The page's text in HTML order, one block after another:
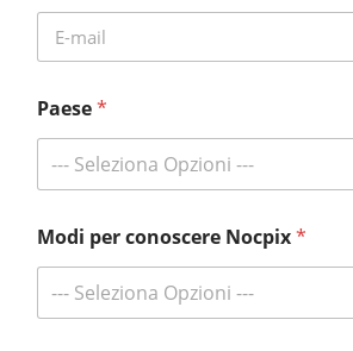
Iscriviti e vinci alla grande!
omaggi riservati agli abbonati.
Paese*
--- Seleziona Opzioni ---
Modi per conoscere Nocpix*
--- Seleziona Opzioni ---